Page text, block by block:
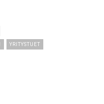
YRITYSTUET